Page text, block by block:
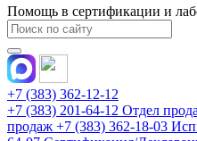
Помощь в сертификации и
+7 (383) 362-12-12
+7 (383) 201-64-12 Отдел
продаж +7 (383) 362-18-03